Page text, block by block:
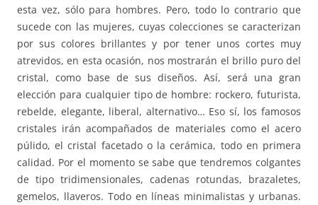
esta vez, sólo para hombres. Pero, todo lo contrario que
sucede con las mujeres, cuyas colecciones se caracterizan
por sus colores brillantes y por tener unos cortes muy
atrevidos, en esta ocasión, nos mostrarán el brillo puro del
cristal, como base de sus diseños. Así, será una gran
elección para cualquier tipo de hombre: rockero, futurista,
rebelde, elegante, liberal, alternativo… Eso sí, los famosos
cristales irán acompañados de materiales como el acero
púlido, el cristal facetado o la cerámica, todo en primera
calidad. Por el momento se sabe que tendremos colgantes
de tipo tridimensionales, cadenas rotundas, brazaletes,
gemelos, llaveros. Todo en líneas minimalistas y urbanas.